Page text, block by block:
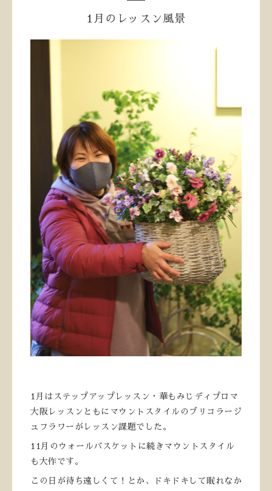
1月のレッスン風景
1月はステップアップレッスン・華もみじディプロマ
大阪レッスンともにマウントスタイルのブリコラージ
ュフラワーがレッスン課題でした。
11月のウォールバスケットに続きマウントスタイル
も大作です。
この日が待ち遠しくて！とか、ドキドキして眠れなか